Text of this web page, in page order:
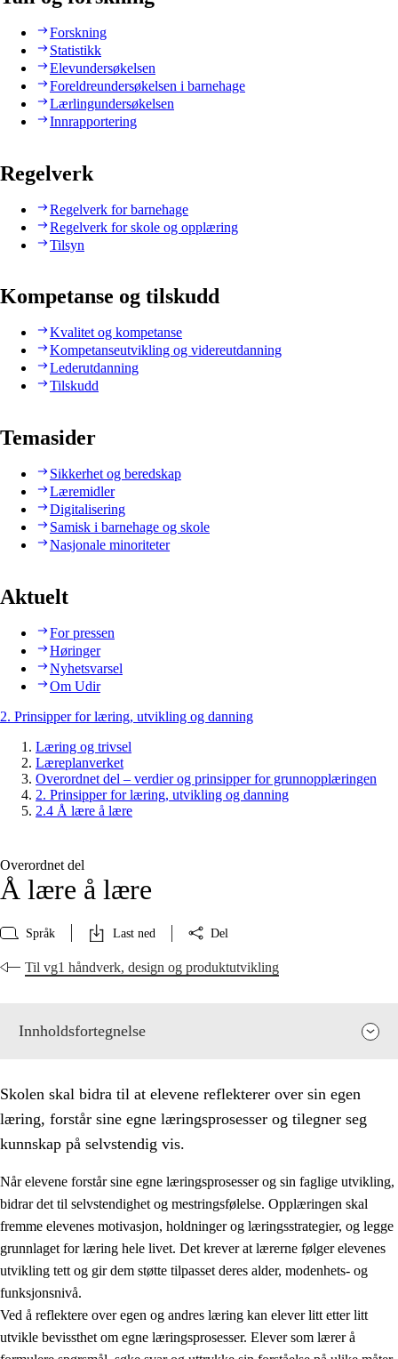
Forskning
Statistikk
Elevundersøkelsen
Foreldreundersøkelsen i barnehage
Lærlingundersøkelsen
Innrapportering
Regelverk
Regelverk for barnehage
Regelverk for skole og opplæring
Tilsyn
Kompetanse og tilskudd
Kvalitet og kompetanse
Kompetanseutvikling og videreutdanning
Lederutdanning
Tilskudd
Temasider
Sikkerhet og beredskap
Læremidler
Digitalisering
Samisk i barnehage og skole
Nasjonale minoriteter
Aktuelt
For pressen
Høringer
Nyhetsvarsel
Om Udir
2. Prinsipper for læring, utvikling og danning
Læring og trivsel
Læreplanverket
Overordnet del – verdier og prinsipper for grunnopplæringen
2. Prinsipper for læring, utvikling og danning
2.4 Å lære å lære
Overordnet del
Å lære å lære
Språk Last ned Del
Til vg1 håndverk, design og produktutvikling
Innholdsfortegnelse
Prinsipper for læring, utvikling og danning
Skolen skal bidra til at elevene reflekterer over sin egen
læring, forstår sine egne læringsprosesser og tilegner seg
kunnskap på selvstendig vis.
Når elevene forstår sine egne læringsprosesser og sin faglige utvikling,
bidrar det til selvstendighet og mestringsfølelse. Opplæringen skal
fremme elevenes motivasjon, holdninger og læringsstrategier, og legge
grunnlaget for læring hele livet. Det krever at lærerne følger elevenes
utvikling tett og gir dem støtte tilpasset deres alder, modenhets- og
funksjonsnivå.
Ved å reflektere over egen og andres læring kan elever litt etter litt
utvikle bevissthet om egne læringsprosesser. Elever som lærer å